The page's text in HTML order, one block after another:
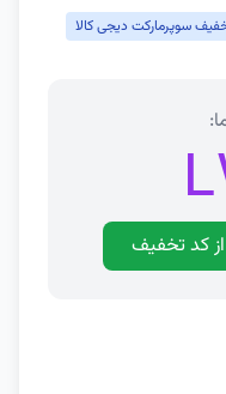
سوپرمارکت دیجی کالا
کد تخفیف